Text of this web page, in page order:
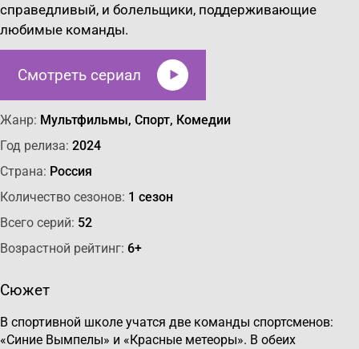
справедливый, и болельщики, поддерживающие
любимые команды.
Смотреть сериал
Жанр: Мультфильмы, Спорт, Комедии
Год релиза: 2024
Страна: Россия
Количество сезонов: 1 сезон
Всего серий: 52
Возрастной рейтинг: 6+
Сюжет
В спортивной школе учатся две команды спортсменов:
«Синие Вымпелы» и «Красные метеоры». В обеих